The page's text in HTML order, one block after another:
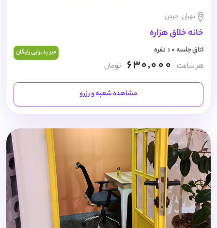
تهران ، جردن
خانه خلاق هزاره
اتاق جلسه 10 نفره میز پذیرایی رایگان
هر ساعت 630,000 تومان
مشاهده شعبه و رزرو